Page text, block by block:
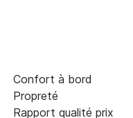
Confort à bord
Propreté
Rapport qualité prix